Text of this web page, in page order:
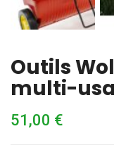
Outils
multi-
51,00 €